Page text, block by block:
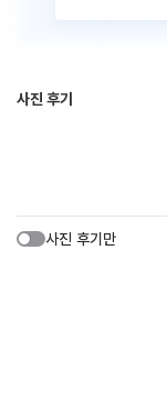
사진 후기
사진 후기만